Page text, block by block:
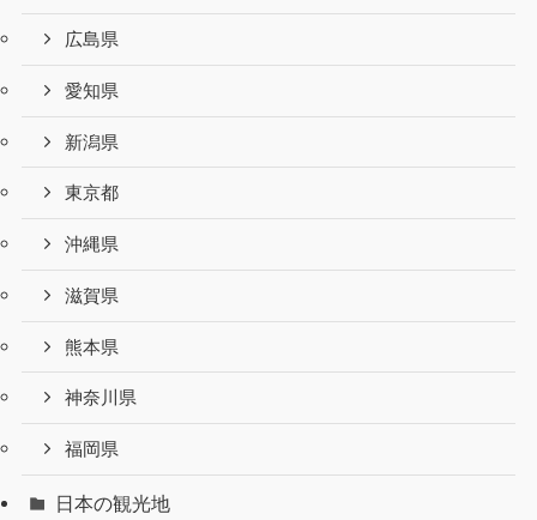
広島県
愛知県
新潟県
東京都
沖縄県
滋賀県
熊本県
神奈川県
福岡県
日本の観光地